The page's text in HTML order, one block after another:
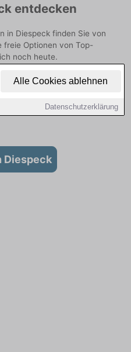
Alle Cookies ablehnen
Datenschutzerklärung
entdecken
in Diespeck finden Sie von
freie Optionen von Top-
noch heute.
der Bahn: Aktuell
für Ausbildung
Diespeck